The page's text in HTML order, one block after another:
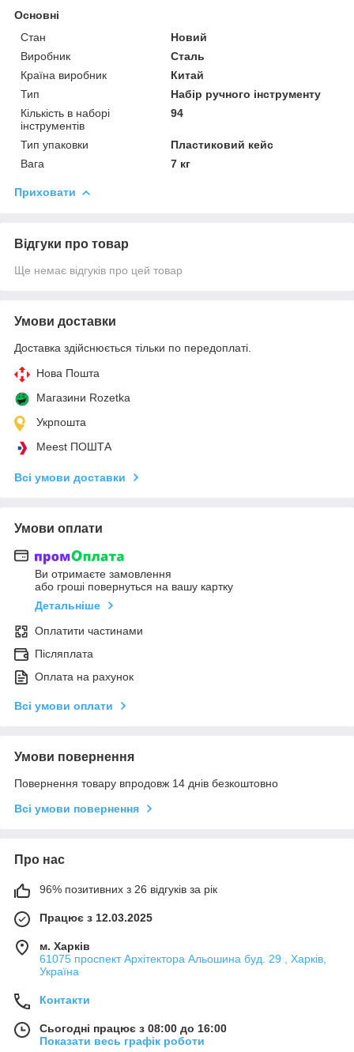
Основні
Стан
Новий
Виробник
Сталь
Країна виробник
Китай
Тип
Набір ручного інструменту
Кількість в наборі
інструментів
94
Тип упаковки
Пластиковий кейс
Вага
7 кг
Приховати
Відгуки про товар
Ще немає відгуків про цей товар
Умови доставки
Доставка здійснюється тільки по передоплаті.
Нова Пошта
Магазини Rozetka
Укрпошта
Meest ПОШТА
Всі умови доставки
Умови оплати
Ви отримаєте замовлення
або гроші повернуться на вашу картку
Детальніше
Оплатити частинами
Післяплата
Оплата на рахунок
Всі умови оплати
Умови повернення
Повернення товару впродовж 14 днів безкоштовно
Всі умови повернення
Про нас
96% позитивних з 26 відгуків за рік
Працює з 12.03.2025
м. Харків
61075 проспект Архітектора Альошина буд. 29 , Харків,
Україна
Контакти
Сьогодні працює з 08:00 до 16:00
Показати весь графік роботи